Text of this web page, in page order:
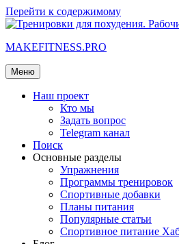
Перейти к содержимому
MAKEFITNESS.PRO
Меню
Наш проект
Кто мы
Задать вопрос
Telegram канал
Поиск
Основные разделы
Упражнения
Программы тренировок
Спортивные добавки
Планы питания
Популярные статьи
Спортивное питание